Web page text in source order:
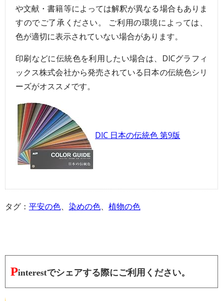
や文献・書籍等によっては解釈が異なる場合もありま
すのでご了承ください。 ご利用の環境によっては、
色が適切に表示されていない場合があります。
印刷などに伝統色を利用したい場合は、DICグラフィ
ックス株式会社から発売されている日本の伝統色シリ
ーズがオススメです。
DIC 日本の伝統色 第9版
タグ： 平安の色、 染めの色、 植物の色
Pinterestでシェアする際にご利用ください。